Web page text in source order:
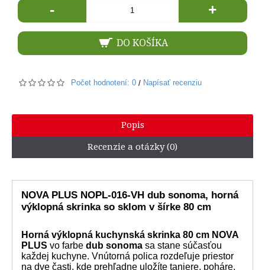
- +
DO KOŠÍKA
Počet hodnotení: 0 / Napísať recenziu
Popis
Recenzie a otázky (0)
NOVA PLUS NOPL-016-VH dub sonoma, horná
výklopná skrinka so sklom v šírke 80 cm
Horná výklopná kuchynská skrinka 80 cm NOVA
PLUS vo farbe dub sonoma sa stane súčasťou
každej kuchyne. Vnútorná polica rozdeľuje priestor
na dve časti, kde prehľadne uložíte taniere, poháre,